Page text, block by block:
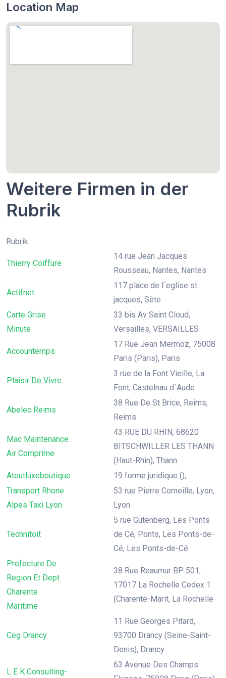
Location Map
Weitere Firmen in der
Rubrik
Rubrik:
Thierry Coiffure
14 rue Jean Jacques
Rousseau, Nantes, Nantes
Actifnet
117 place de l´eglise st
jacques, Sète
Carte Grise
Minute
33 bis Av Saint Cloud,
Versailles, VERSAILLES
Accountemps
17 Rue Jean Mermoz, 75008
Paris (Paris), Paris
Plaisir De Vivre
3 rue de la Font Vieille, La
Font, Castelnau d´Aude
Abelec Reims
38 Rue De St Brice, Reims,
Reims
Mac Maintenance
Air Comprime
43 RUE DU RHIN, 68620
BITSCHWILLER LES THANN
(Haut-Rhin), Thann
Atoutluxeboutique
19 forme juridique (),
Transport Rhone
Alpes Taxi Lyon
53 rue Pierre Corneille, Lyon,
Lyon
Technitoit
5 rue Gutenberg, Les Ponts
de Cé, Ponts, Les Ponts-de-
Cé, Les Ponts-de-Cé
Prefecture De
Region Et Dept
Charente
Maritime
38 Rue Reaumur BP 501,
17017 La Rochelle Cedex 1
(Charente-Marit, La Rochelle
Ceg Drancy
11 Rue Georges Pitard,
93700 Drancy (Seine-Saint-
Denis), Drancy
L E K Consulting-
63 Avenue Des Champs